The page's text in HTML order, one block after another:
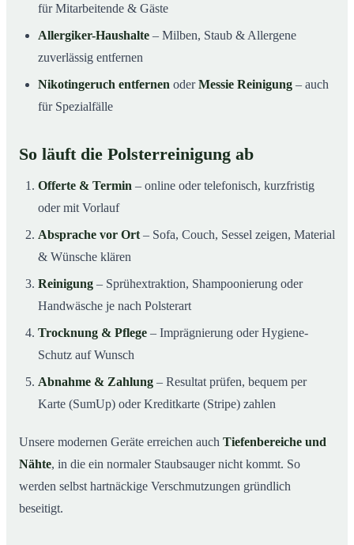
für Mitarbeitende & Gäste
Allergiker-Haushalte – Milben, Staub & Allergene
zuverlässig entfernen
Nikotingeruch entfernen oderMessie Reinigung – auch
für Spezialfälle
So läuft die Polsterreinigung ab
Offerte & Termin – online oder telefonisch, kurzfristig
oder mit Vorlauf
Absprache vor Ort – Sofa, Couch, Sessel zeigen, Material
& Wünsche klären
Reinigung – Sprühextraktion, Shampoonierung oder
Handwäsche je nach Polsterart
Trocknung & Pflege – Imprägnierung oder Hygiene-
Schutz auf Wunsch
Abnahme & Zahlung – Resultat prüfen, bequem per
Karte (SumUp) oder Kreditkarte (Stripe) zahlen
Unsere modernen Geräte erreichen auch Tiefenbereiche und
Nähte, in die ein normaler Staubsauger nicht kommt. So
werden selbst hartnäckige Verschmutzungen gründlich
beseitigt.